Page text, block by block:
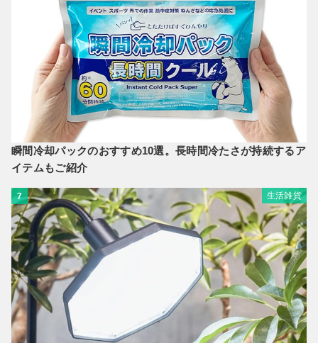
瞬間冷却パックのおすすめ10選。長時間冷たさが持続するア
イテムもご紹介
7 生活雑貨